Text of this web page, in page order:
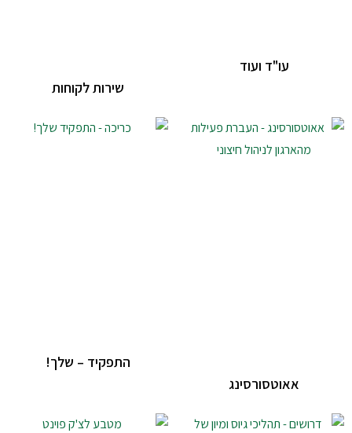
עו"ד ועוד
שירות לקוחות
אאוטסורסינג
התפקיד – שלך!